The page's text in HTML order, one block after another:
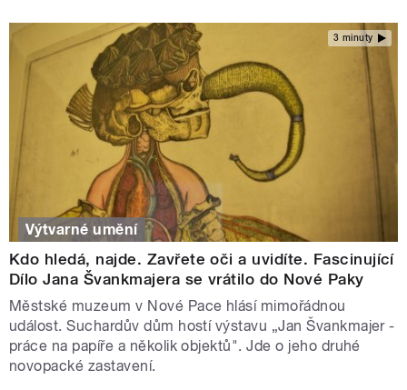
3 minuty
Výtvarné umění
Kdo hledá, najde. Zavřete oči a uvidíte. Fascinující
Dílo Jana Švankmajera se vrátilo do Nové Paky
Městské muzeum v Nové Pace hlásí mimořádnou
událost. Suchardův dům hostí výstavu „Jan Švankmajer -
práce na papíře a několik objektů". Jde o jeho druhé
novopacké zastavení.